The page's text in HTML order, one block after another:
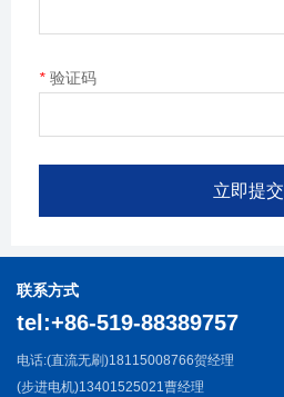
* 验证码
立即提交
联系方式
tel:+86-519-88389757
电话:(直流无刷)18115008766贺经理
(步进电机)13401525021曹经理